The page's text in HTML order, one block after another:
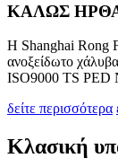
ΚΑΛΩΣ
Η Shanghai Rong
ανοξείδωτο
ISO9000 TS PED
δείτε περισσότερα
Κλασική